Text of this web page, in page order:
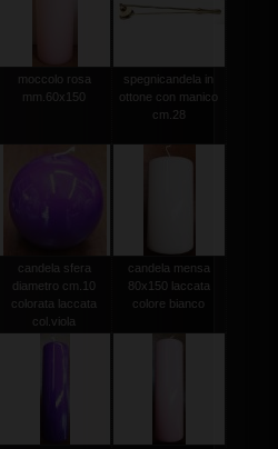
moccolo rosa
mm.60x150
spegnicandela in
ottone con manico
cm.28
candela sfera
diametro cm.10
colorata laccata
col.viola
candela mensa
80x150 laccata
colore bianco